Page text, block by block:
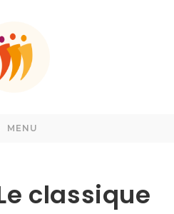
MENU
classique